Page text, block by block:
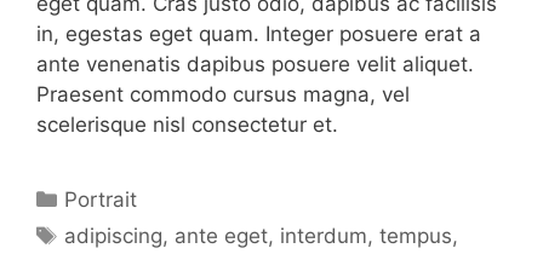
in, egestas eget quam. Integer posuere erat a
ante venenatis dapibus posuere velit aliquet.
Praesent commodo cursus magna, vel
scelerisque nisl consectetur et.
Categorías
Portrait
Etiquetas
adipiscing, ante eget, interdum,tempus,